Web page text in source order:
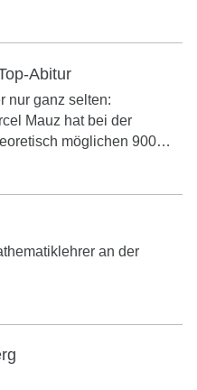
Abitur
nur ganz selten:
Mauz hat bei der
möglichen 900…
an der